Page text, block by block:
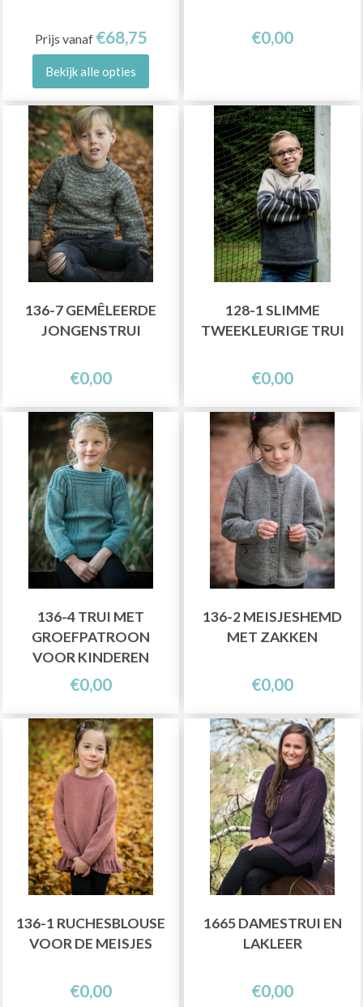
Prijs vanaf €68,75
Bekijk alle opties
€0,00
136-7 GEMÊLEERDE
JONGENSTRUI
€0,00
128-1 SLIMME
TWEEKLEURIGE TRUI
€0,00
136-4 TRUI MET
GROEFPATROON
VOOR KINDEREN
€0,00
136-2 MEISJESHEMD
MET ZAKKEN
€0,00
136-1 RUCHESBLOUSE
VOOR DE MEISJES
€0,00
1665 DAMESTRUI EN
LAKLEER
€0,00